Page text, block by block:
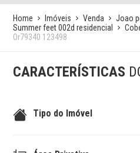
Home Imóveis Venda Joao
Summer feet 002d residencial
Or79340 123498
CARACTERÍSTICAS
Tipo do Imóvel